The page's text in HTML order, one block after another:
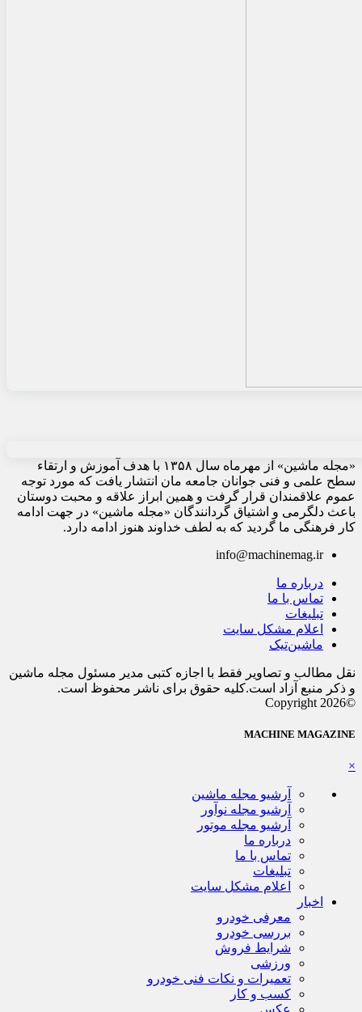
«مجله ماشین» از مهرماه سال ۱۳۵۸ با هدف آموزش و ارتقاء
سطح علمی و فنی جوانان جامعه مان انتشار یافت که مورد توجه
عموم علاقمندان قرار گرفت و همین ابراز علاقه و محبت دوستان
باعث دلگرمی و اشتیاق گردانندگان «مجله ماشین» در جهت ادامه
کار فرهنگی ما گردید که به لطف خداوند هنوز ادامه دارد.
info@machinemag.ir
درباره ما
تماس با ما
تبلیغات
اعلام مشکل سایت
ماشین‌تیک
نقل مطالب و تصاویر فقط با اجازه کتبی مدیر مسئول مجله ماشین
و ذکر منبع آزاد است.کلیه حقوق برای ناشر محفوظ است.
©Copyright 2026
MACHINE MAGAZINE
×
آرشیو مجله ماشین
آرشیو مجله نوآور
آرشیو مجله موتور
درباره ما
تماس با ما
تبلیغات
اعلام مشکل سایت
اخبار
معرفی خودرو
بررسی خودرو
شرایط فروش
ورزشی
تعمیرات و نکات فنی خودرو
کسب و کار